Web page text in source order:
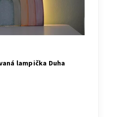
lampička Duha